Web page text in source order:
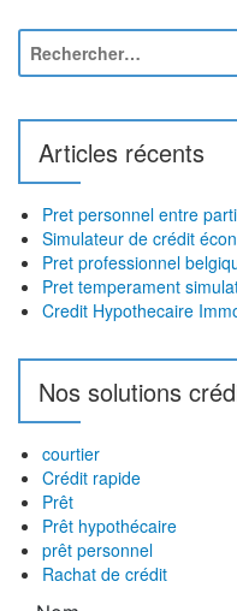
g
a
t
o
n
d
e
s
r
t
i
c
l
R
c
h
e
r
:
Articles récents
Pret personnel entre
Simulateur de crédit
Pret professionnel
Pret temperament
Credit Hypothecaire
Nos solutions
courtier
Crédit rapide
Prêt
Prêt hypothécaire
prêt personnel
Rachat de crédit